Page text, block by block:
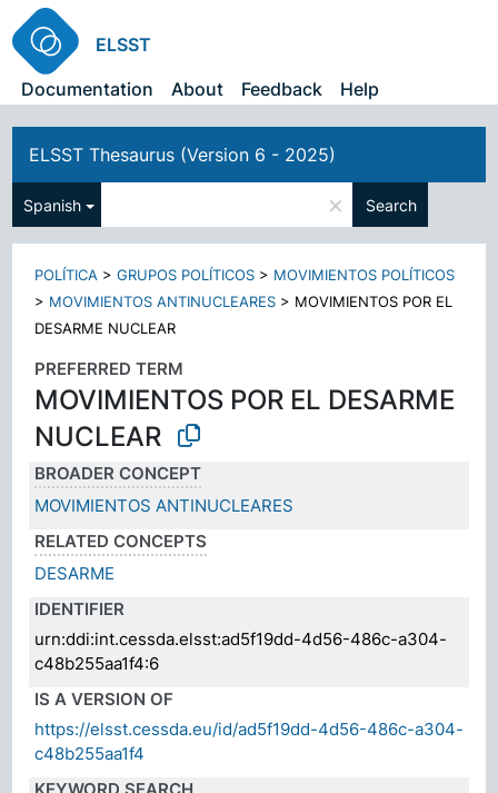
ELSST
Documentation
About Feedback Help
ELSST Thesaurus (Version 6 - 2025)
Spanish × Search
POLÍTICA >GRUPOS POLÍTICOS > MOVIMIENTOS POLÍTICOS
> MOVIMIENTOS ANTINUCLEARES > MOVIMIENTOS POR EL
DESARME NUCLEAR
PREFERRED TERM
MOVIMIENTOS POR EL DESARME
NUCLEAR
BROADER CONCEPT
MOVIMIENTOS ANTINUCLEARES
RELATED CONCEPTS
DESARME
IDENTIFIER
urn:ddi:int.cessda.elsst:ad5f19dd-4d56-486c-a304-
c48b255aa1f4:6
IS A VERSION OF
https://elsst.cessda.eu/id/ad5f19dd-4d56-486c-a304-
c48b255aa1f4
KEYWORD SEARCH